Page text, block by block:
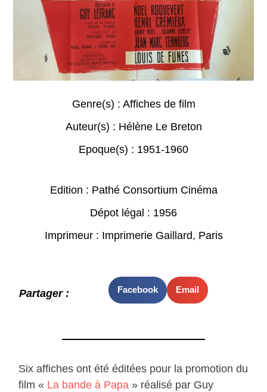
Genre(s) : Affiches de film
Auteur(s) : Hélène Le Breton
Epoque(s) : 1951-1960
Edition : Pathé Consortium Cinéma
Dépot légal : 1956
Imprimeur : Imprimerie Gaillard, Paris
Partager : Facebook Email
Six affiches ont été éditées pour la promotion du
film « La bande à Papa » réalisé par Guy